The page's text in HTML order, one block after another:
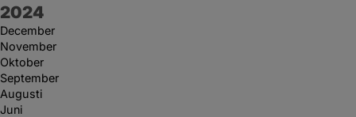
År:
2024
December
November
Oktober
September
Augusti
Juni